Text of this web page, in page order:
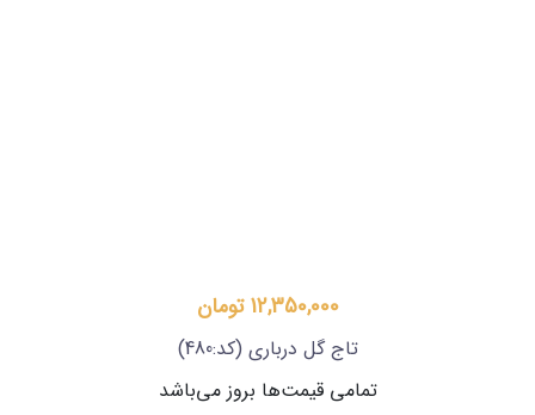
12,350,000 تومان
تاج گل درباری (کد:480)
تمامی قیمت‌ها بروز می‌باشد